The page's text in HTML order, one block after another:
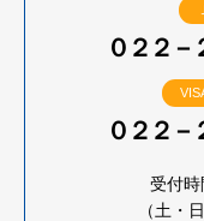
０２２－
０２２－
受付
（土・